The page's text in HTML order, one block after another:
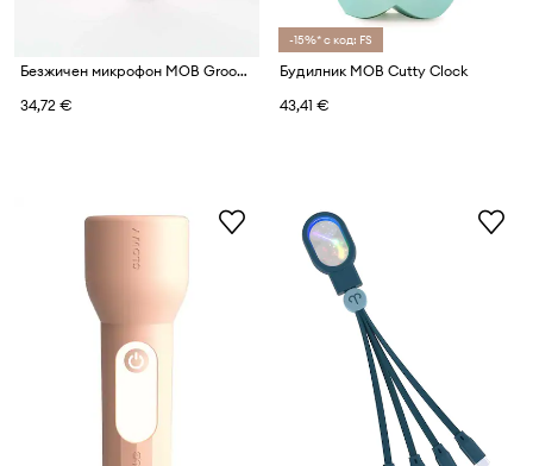
Безжичен микрофон MOB Groovy
34,72 €
-15%* с код: FS
Будилник MOB Cutty Clock
43,41 €